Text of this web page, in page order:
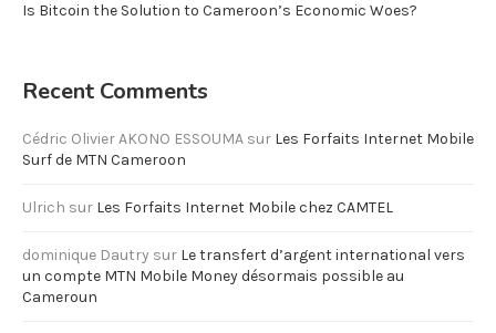
Is Bitcoin the Solution to Cameroon’s Economic Woes?
Recent Comments
Cédric Olivier AKONO ESSOUMA sur Les Forfaits Internet Mobile
Surf de MTN Cameroon
Ulrich sur Les Forfaits Internet Mobile chez CAMTEL
dominique Dautry sur Le transfert d’argent international vers
un compte MTN Mobile Money désormais possible au
Cameroun